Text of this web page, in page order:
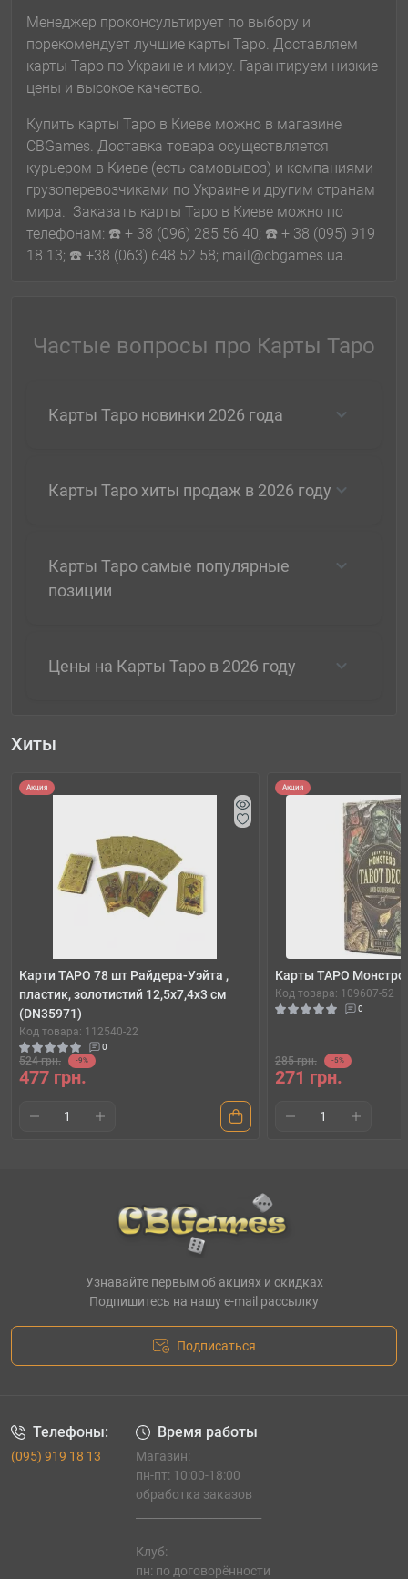
Менеджер проконсультирует по выбору и
порекомендует лучшие карты Таро. Доставляем
карты Таро по Украине и миру. Гарантируем низкие
цены и высокое качество.
Купить карты Таро в Киеве можно в магазине
CBGames. Доставка товара осуществляется
курьером в Киеве (есть самовывоз) и компаниями
грузоперевозчиками по Украине и другим странам
мира. Заказать карты Таро в Киеве можно по
телефонам: ☎️ + 38 (096) 285 56 40; ☎️ + 38 (095) 919
18 13; ☎️ +38 (063) 648 52 58; mail@cbgames.ua.
Частые вопросы про Карты Таро
Карты Таро новинки 2026 года
Карты Таро хиты продаж в 2026 году
Карты Таро самые популярные
позиции
Цены на Карты Таро в 2026 году
Хиты
Акция
Карти ТАРО 78 шт Райдера-Уэйта ,
пластик, золотистий 12,5х7,4х3 см
(DN35971)
Код товара: 112540-22
0
524 грн. -9%
477 грн.
Акция
Карты ТАРО
Код товара: 109607-52
0
285 грн. -5%
271 грн.
Узнавайте первым об акциях и скидках
Подпишитесь на нашу e-mail рассылку
Подписаться
Телефоны:
(095) 919 18 13
Время работы
Магазин:
пн-пт: 10:00-18:00
обработка заказов
Клуб:
пн: по договорённости